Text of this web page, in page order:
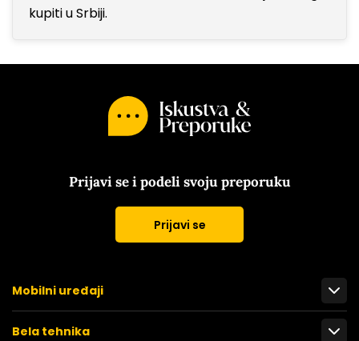
kupiti u Srbiji.
Prijavi se i podeli svoju preporuku
Prijavi se
Mobilni uređaji
Bela tehnika